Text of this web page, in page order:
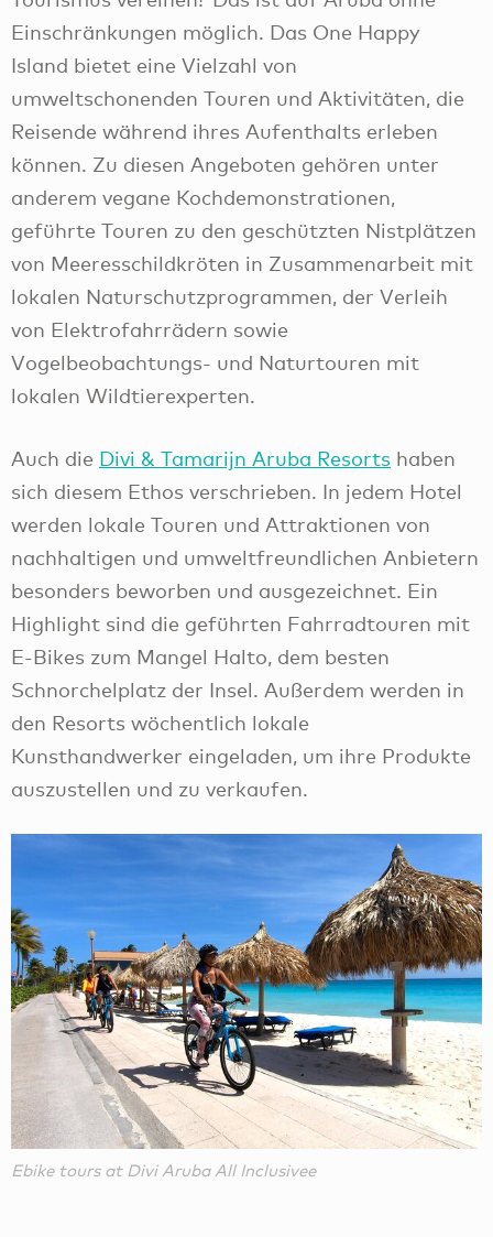
Einschränkungen möglich. Das One Happy
Island bietet eine Vielzahl von
umweltschonenden Touren und Aktivitäten, die
Reisende während ihres Aufenthalts erleben
können. Zu diesen Angeboten gehören unter
anderem vegane Kochdemonstrationen,
geführte Touren zu den geschützten Nistplätzen
von Meeresschildkröten in Zusammenarbeit mit
lokalen Naturschutzprogrammen, der Verleih
von Elektrofahrrädern sowie
Vogelbeobachtungs- und Naturtouren mit
lokalen Wildtierexperten.
Auch die Divi & Tamarijn Aruba Resorts haben
sich diesem Ethos verschrieben. In jedem Hotel
werden lokale Touren und Attraktionen von
nachhaltigen und umweltfreundlichen Anbietern
besonders beworben und ausgezeichnet. Ein
Highlight sind die geführten Fahrradtouren mit
E-Bikes zum Mangel Halto, dem besten
Schnorchelplatz der Insel. Außerdem werden in
den Resorts wöchentlich lokale
Kunsthandwerker eingeladen, um ihre Produkte
auszustellen und zu verkaufen.
Ebike tours at Divi Aruba All Inclusivee